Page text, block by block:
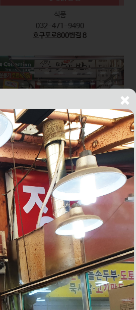
식품
032-471-9490
호구포로800번길 8
싱싱건어물THE맛있는반찬
식품
010-2436-1429
구월로276번길 56